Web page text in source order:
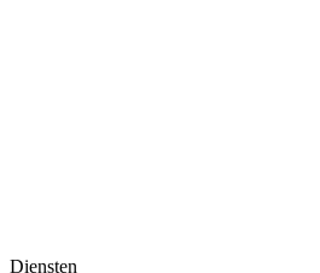
Diensten